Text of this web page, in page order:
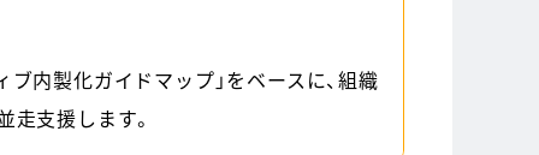
内製化ガイドマップ」をベースに、組織
支援します。